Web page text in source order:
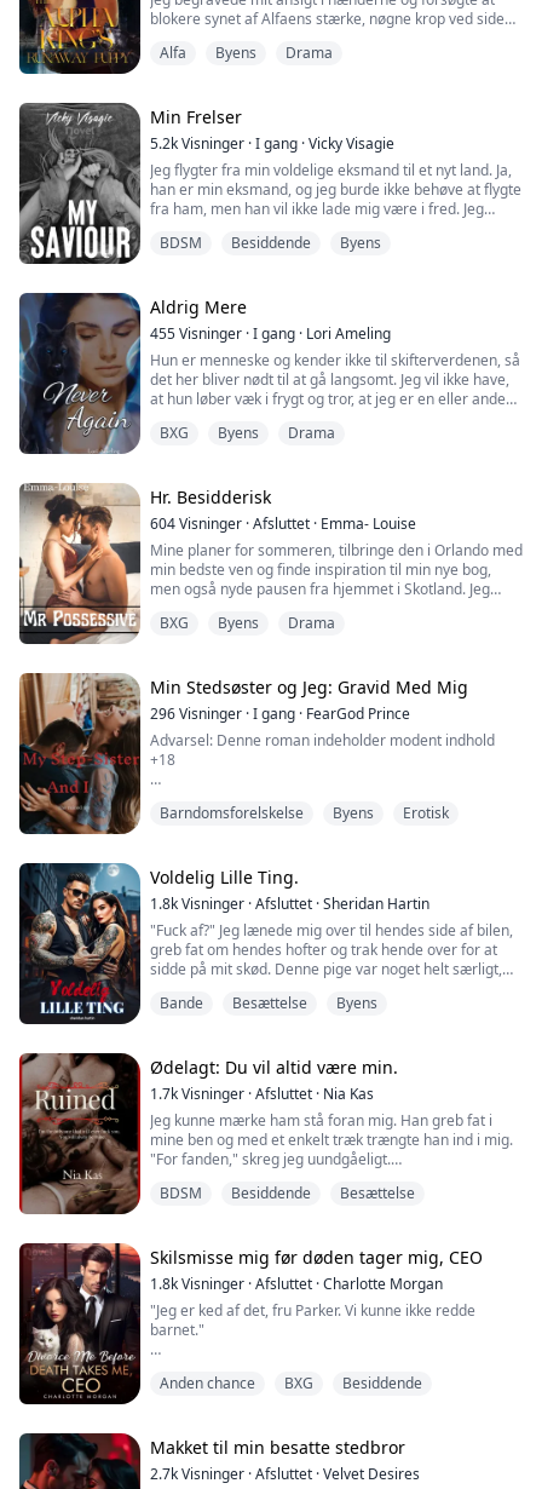
blokere synet af Alfaens stærke, nøgne krop ved siden
engang hans navn. Hvad i alverden havde jeg gjort i
min hånd stramt, hans øjne brændte af fare.
...
Alfa Byens Drama
Min Frelser
5.2kVisninger ·I gang ·Vicky Visagie
Jeg flygter fra min voldelige eksmand til et nyt land. Ja,
han er min eksmand, og jeg burde ikke behøve at flygte
fra ham, men han vil ikke lade mig være i fred. Jeg
som barista på en café på Upper East Side og bor
set, kan ændre mit liv for a...
BDSM Besiddende Byens
Aldrig Mere
455Visninger ·I gang · Lori Ameling
Hun er menneske og kender ikke til skifterverdenen, så
det her bliver nødt til at gå langsomt. Jeg vil ikke have,
at hun løber væk i frygt og tror, at jeg er en eller anden
blevet skør.
hendes varme intensivere. Hendes indre sjæl
genkender min som hendes sande mage, hvilket er en
god ting og gør m...
BXG Byens Drama
Hr. Besidderisk
604Visninger ·Afsluttet · Emma- Louise
Mine planer for sommeren, tilbringe den i Orlando med
min bedste ven og finde inspiration til min nye bog,
men også nyde pausen fra hjemmet i Skotland. Jeg
en position til at involvere mig med nogen, og så
opmærksomhed til nogle få udvalgte. En mand med øj...
BXG Byens Drama
Min Stedsøster og Jeg: Gravid Med Mig
296Visninger ·I gang · FearGod Prince
Advarsel: Denne roman indeholder modent indhold
+18
skal udføres, uanset hvad," sagde Vicky.
"Sandhed eller konsekvens?" spurgte hun.
"Sandhed," sagde jeg.
"Hvad er din ærlige mening om de billeder, du så af
mig?" Hun sendte mig et blik fyldt med ren
nysgerrighed, hvilket kun fik mig til at grine lidt.
Barndomsforelskelse Byens Erotisk
Voldelig Lille Ting.
1.8kVisninger ·Afsluttet ·Sheridan Hartin
"Fuck af?" Jeg lænede mig over til hendes side af bilen,
greb fat om hendes hofter og trak hende over for at
sidde på mit skød. Denne pige var noget helt særligt,
er, og hvad jeg er i stand til. Jeg holdt den ene hånd fast
holde hende p...
Bande Besættelse Byens
Ødelagt: Du vil altid være min.
1.7kVisninger ·Afsluttet · Nia Kas
Jeg kunne mærke ham stå foran mig. Han greb fat i
mine ben og med et enkelt træk trængte han ind i mig.
"For fanden," skreg jeg uundgåeligt.
fortsatte med at trænge ind i mig. Da jeg mærkede
"Nej. Hvis jeg virkelig ville straffe dig, ville jeg give dig
hele mig," sagde h...
BDSM Besiddende Besættelse
Skilsmisse mig før døden tager mig, CEO
1.8kVisninger ·Afsluttet ·Charlotte Morgan
"Jeg er ked af det, fru Parker. Vi kunne ikke redde
barnet."
virkelig væk?"
graviditeten. Vi er nødt til at afslutte den, snart," siger
lægen.
Anden chance BXG Besiddende
Makket til min besatte stedbror
2.7kVisninger ·Afsluttet ·Velvet Desires